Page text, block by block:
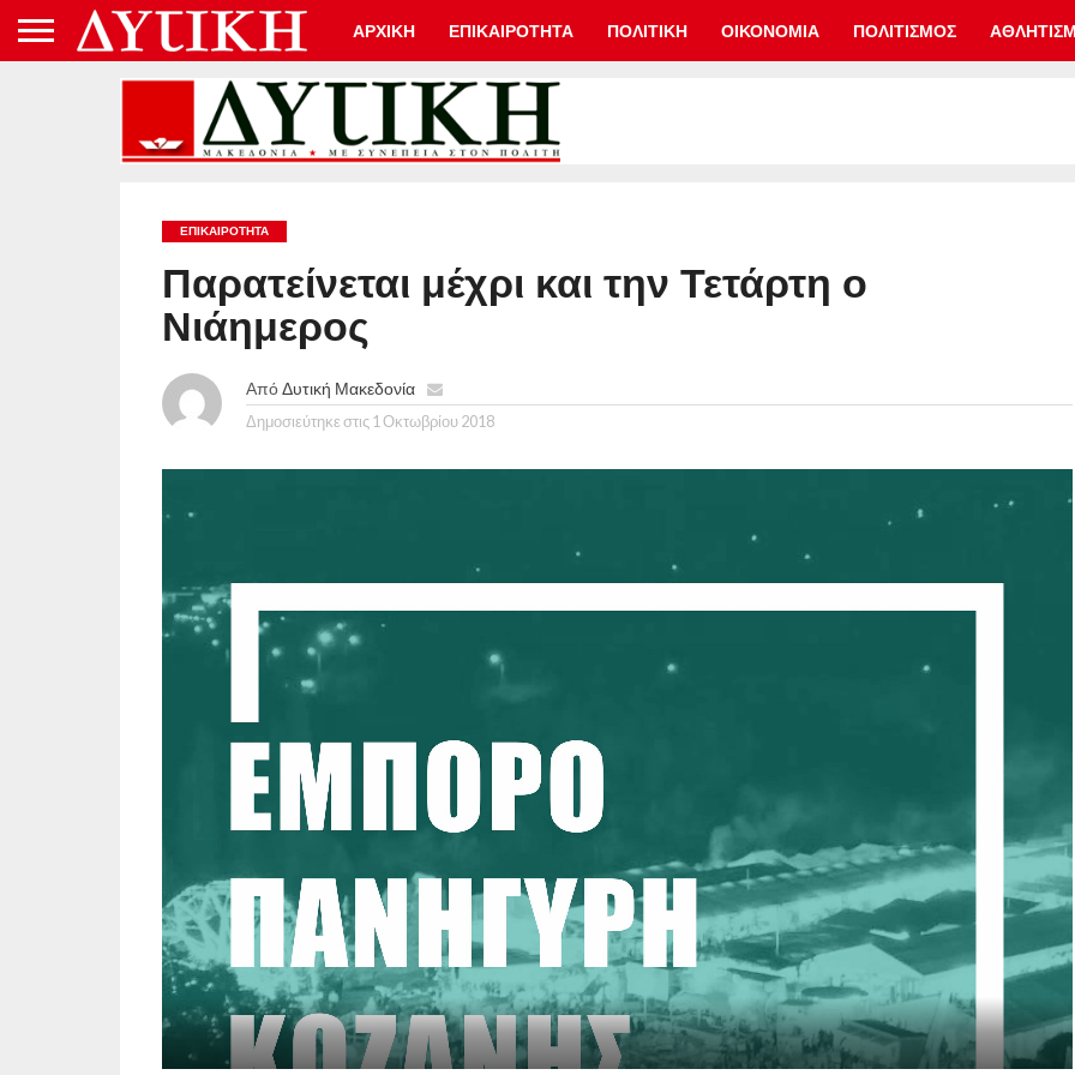
ΑΡΧΙΚΗ ΕΠΙΚΑΙΡΟΤΗΤΑ ΠΟΛΙΤΙΚΗ ΟΙΚΟΝΟΜΙΑ ΠΟΛΙΤΙΣΜΟΣ
ΕΠΙΚΑΙΡΟΤΗΤΑ
Παρατείνεται μέχρι και την Τετάρτη ο
Νιάημερος
ΑπόΔυτική Μακεδονία
Δημοσιεύτηκε στις 1 Οκτωβρίου 2018